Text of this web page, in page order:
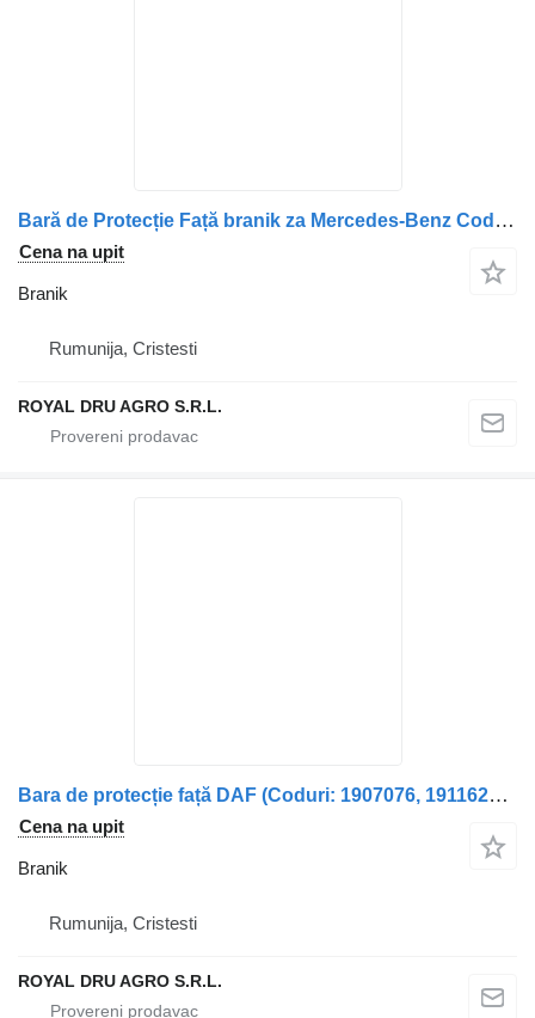
Bară de Protecție Față branik za Mercedes-Benz Cod 9413105722 A9413105722 Utilizată kamiona
Cena na upit
Branik
Rumunija, Cristesti
ROYAL DRU AGRO S.R.L.
Bara de protecție față DAF (Coduri: 1907076, 1911620, 1922986, 1 branik za kamiona
Cena na upit
Branik
Rumunija, Cristesti
ROYAL DRU AGRO S.R.L.